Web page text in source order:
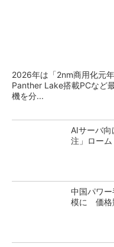
2026年は「2nm商用化元年
Panther Lake搭載PCなど
機を分...
AIサーバ
注」ローム
中国パワ
模に 価格